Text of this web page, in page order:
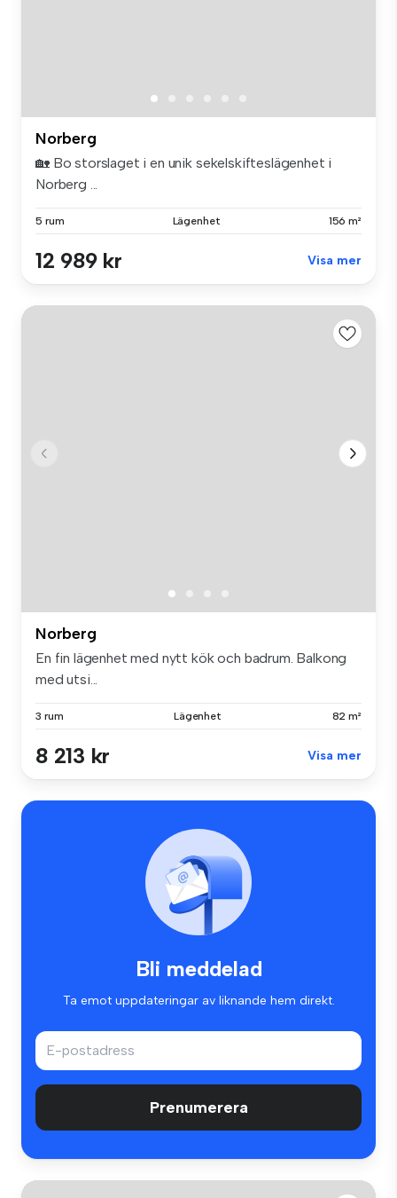
Norberg
🏡 Bo storslaget i en unik sekelskifteslägenhet i
Norberg ...
5 rum Lägenhet 156 m²
12 989 kr Visa mer
Norberg
En fin lägenhet med nytt kök och badrum. Balkong
med utsi...
3 rum Lägenhet 82 m²
8 213 kr Visa mer
Bli meddelad
Ta emot uppdateringar av liknande hem direkt.
Prenumerera